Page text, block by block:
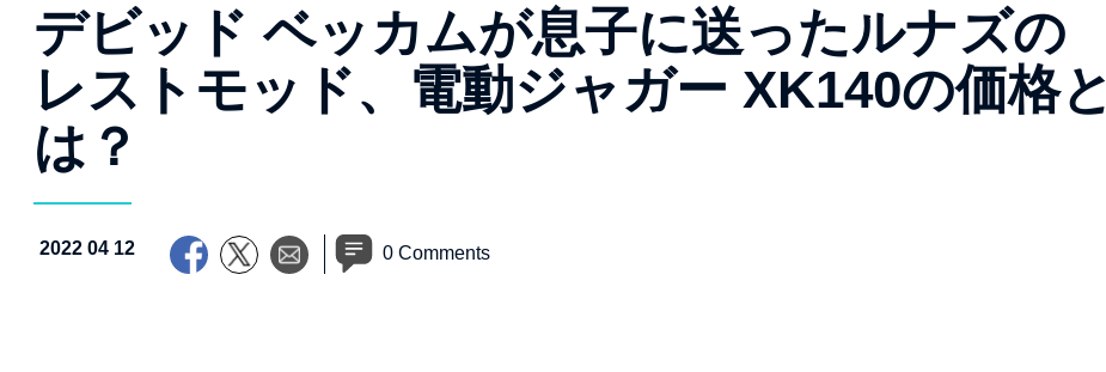
デビッド ベッカムが息子に送ったルナズの
レストモッド、電動ジャガー XK140の価格と
は？
2022 04 12 0 Comments